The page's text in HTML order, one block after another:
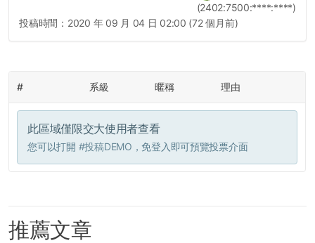
(2402:7500:****:****)
投稿時間： 2020 年 09 月 04 日 02:00 (72 個月前)
# 系級 暱稱 理由
此區域僅限交大使用者查看
您可以打開 #投稿DEMO ，免登入即可預覽投票介面
推薦文章